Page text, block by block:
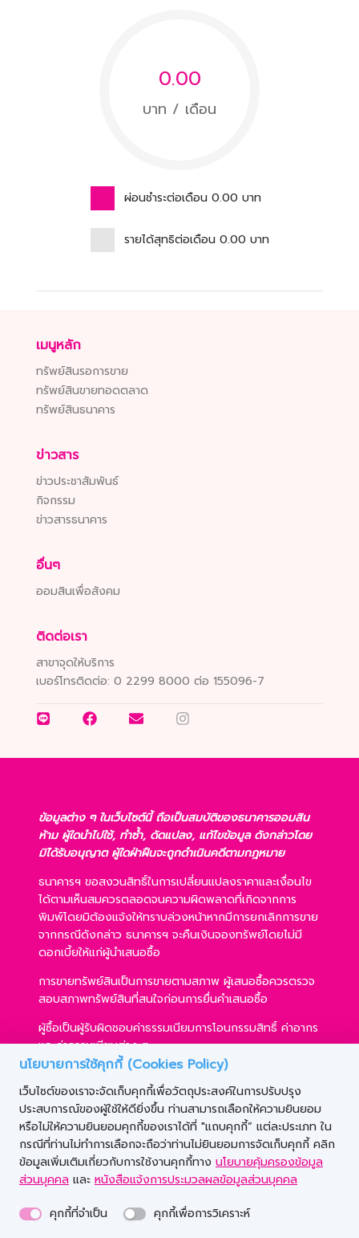
นโยบายการใช้คุกกี้ (Cookies Policy)
เว็บไซต์ของเราจะจัดเก็บคุกกี้เพื่อวัตถุประสงค์ในการปรับปรุง
ประสบการณ์ของผู้ใช้ให้ดียิ่งขึ้น ท่านสามารถเลือกให้ความยินยอม
หรือไม่ให้ความยินยอมคุกกี้ของเราได้ที่ "แถบคุกกี้” แต่ละประเภท ใน
กรณีที่ท่านไม่ทำการเลือกจะถือว่าท่านไม่ยินยอมการจัดเก็บคุกกี้ คลิก
ข้อมูลเพิ่มเติมเกี่ยวกับการใช้งานคุกกี้ทาง นโยบายคุ้มครองข้อมูล
ส่วนบุคคล และ หนังสือแจ้งการประมวลผลข้อมูลส่วนบุคคล
คุกกี้ที่จำเป็น
คุกกี้เพื่อการวิเคราะห์
0.00
บาท / เดือน
ผ่อนชำระต่อเดือน 0.00 บาท
รายได้สุทธิต่อเดือน 0.00 บาท
เมนูหลัก
ทรัพย์สินรอการขาย
ทรัพย์สินขายทอดตลาด
ทรัพย์สินธนาคาร
ข่าวสาร
ข่าวประชาสัมพันธ์
กิจกรรม
ข่าวสารธนาคาร
อื่นๆ
ออมสินเพื่อสังคม
ติดต่อเรา
สาขาจุดให้บริการ
เบอร์โทรติดต่อ: 0 2299 8000 ต่อ 155096-7
ข้อมูลต่าง ๆ ในเว็บไซต์นี้ ถือเป็นสมบัติของธนาคารออมสิน
ห้าม ผู้ใดนำไปใช้, ทำซ้ำ, ดัดแปลง, แก้ไขข้อมูล ดังกล่าวโดย
มิได้รับอนุญาต ผู้ใดฝ่าฝืนจะถูกดำเนินคดีตามกฎหมาย
ธนาคารฯ ขอสงวนสิทธิ์ในการเปลี่ยนแปลงราคาและเงื่อนไข
ได้ตามเห็นสมควรตลอดจนความผิดพลาดที่เกิดจากการ
พิมพ์โดยมิต้องแจ้งให้ทราบล่วงหน้าหากมีการยกเลิกการขาย
จากกรณีดังกล่าว ธนาคารฯ จะคืนเงินจองทรัพย์โดยไม่มี
ดอกเบี้ยให้แก่ผู้นำเสนอซื้อ
การขายทรัพย์สินเป็นการขายตามสภาพ ผู้เสนอซื้อควรตรวจ
สอบสภาพทรัพย์สินที่สนใจก่อนการยื่นคำเสนอซื้อ
ผู้ซื้อเป็นผู้รับผิดชอบค่าธรรมเนียมการโอนกรรมสิทธิ์ ค่าอากร
และค่าธรรมเนียมต่าง ๆ
ผู้ซื้อสามารถขอสินเชื่อได้ตามหลักเกณฑ์ของธนาคารฯ และ
การเสนอซื้อไม่เป็นเงื่อนไขในการพิจารณาอนุมัติสินเชื่อ
ธนาคารฯ ขอสงวนสิทธิ์ที่จะขายทรัพย์สินให้กับผู้เสนอซื้อราย
ใดก็ได้ ภายใต้เงื่อนไขตามที่ธนาคารฯ เห็นชอบ